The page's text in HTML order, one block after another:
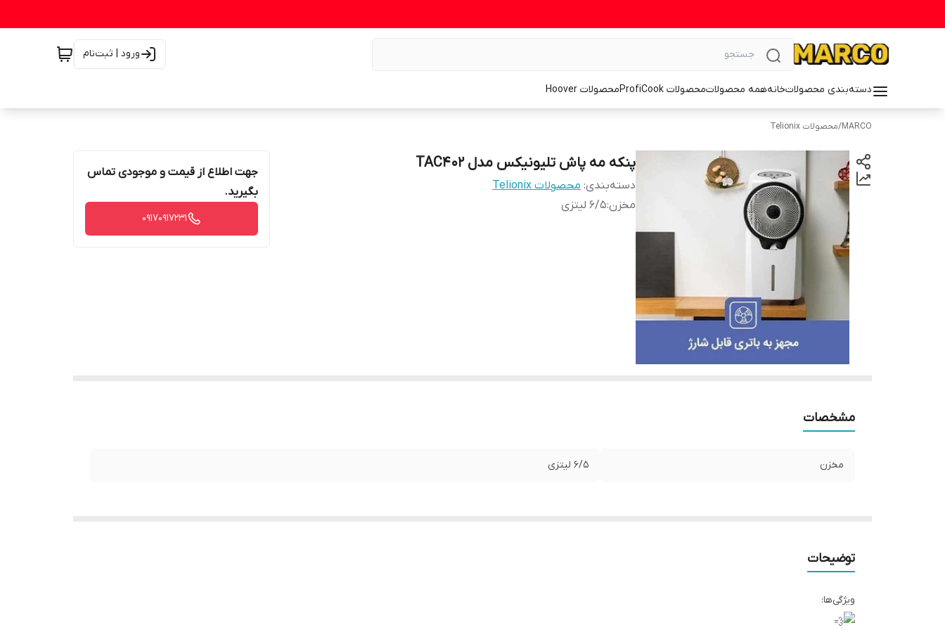
ورود | ثبت‌نام
دسته‌بندی محصولاتخانههمه محصولاتمحصولات ProfiCook محصولات Hoover
MARCO
/محصولات Telionix
پنکه مه پاش تلیونیکس مدل TAC402
دسته‌بندی: محصولات Telionix
مخزن:6/5 لیتزی
جهت اطلاع از قیمت و موجودی تماس
بگیرید.
۰۹۱۷۰۹۱۷۲۳۱
مشخصات
مخزن 6/5 لیتزی
توضیحات
ویژگی‌ها: